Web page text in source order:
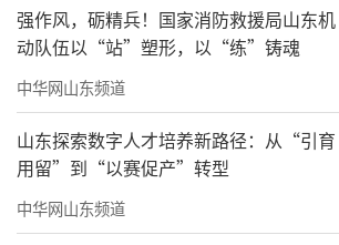
强作风，砺精兵！国家消防救援局山东机
动队伍以“站”塑形，以“练”铸魂
中华网山东频道
山东探索数字人才培养新路径：从“引育
用留”到“以赛促产”转型
中华网山东频道